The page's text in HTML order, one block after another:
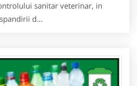
sanitar veterinar, in
d...